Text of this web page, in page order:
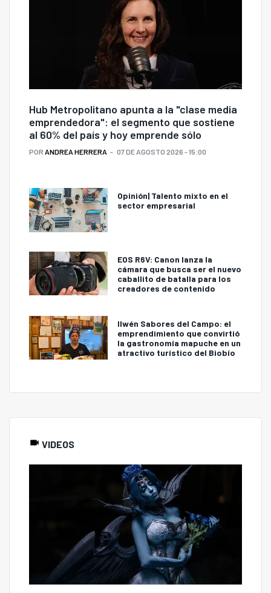
Hub Metropolitano apunta a la "clase media
emprendedora": el segmento que sostiene
al 60% del país y hoy emprende sólo
POR ANDREA HERRERA 07 DE AGOSTO 2026 - 15:00
Opinión| Talento mixto en el
sector empresarial
EOS R6V: Canon lanza la
cámara que busca ser el nuevo
caballito de batalla para los
creadores de contenido
Ilwén Sabores del Campo: el
emprendimiento que convirtió
la gastronomía mapuche en un
atractivo turístico del Biobío
VIDEOS